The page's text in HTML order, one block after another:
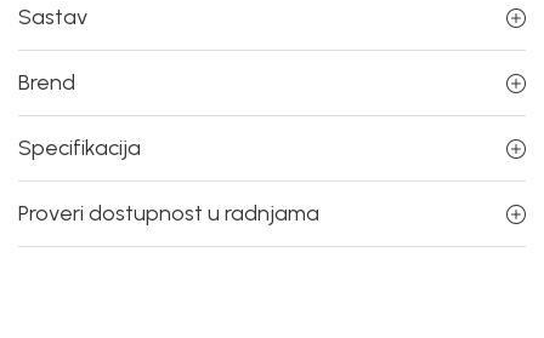
Sastav
Brend
Specifikacija
Proveri dostupnost u radnjama